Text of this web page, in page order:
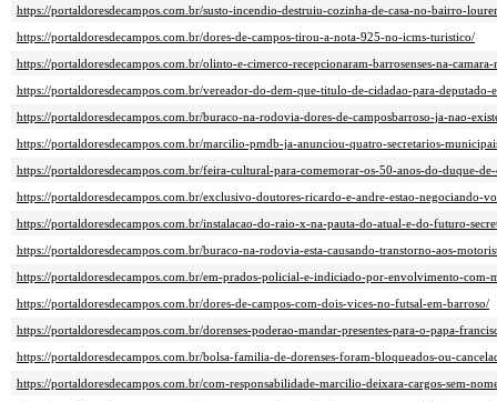
https://portaldoresdecampos.com.br/susto-incendio-destruiu-cozinha-de-casa-no-bairro-
https://portaldoresdecampos.com.br/dores-de-campos-tirou-a-nota-925-no-icms-turistico/
https://portaldoresdecampos.com.br/olinto-e-cimerco-recepcionaram-barrosenses-na-
https://portaldoresdecampos.com.br/vereador-do-dem-que-titulo-de-cidadao-para-deputado-
https://portaldoresdecampos.com.br/buraco-na-rodovia-dores-de-camposbarroso-ja-nao-
https://portaldoresdecampos.com.br/marcilio-pmdb-ja-anunciou-quatro-secretarios-
https://portaldoresdecampos.com.br/feira-cultural-para-comemorar-os-50-anos-do-duque-de-
https://portaldoresdecampos.com.br/exclusivo-doutores-ricardo-e-andre-estao-negociando-
https://portaldoresdecampos.com.br/instalacao-do-raio-x-na-pauta-do-atual-e-do-futuro-
https://portaldoresdecampos.com.br/buraco-na-rodovia-esta-causando-transtorno-aos-
https://portaldoresdecampos.com.br/em-prados-policial-e-indiciado-por-envolvimento-com-
https://portaldoresdecampos.com.br/dores-de-campos-com-dois-vices-no-futsal-em-barroso/
https://portaldoresdecampos.com.br/dorenses-poderao-mandar-presentes-para-o-papa-
https://portaldoresdecampos.com.br/bolsa-familia-de-dorenses-foram-bloqueados-ou-
https://portaldoresdecampos.com.br/com-responsabilidade-marcilio-deixara-cargos-sem-